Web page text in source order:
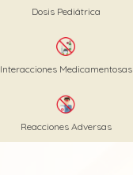
Dosis Pediátrica
Interacciones Medicamentosas
Reacciones Adversas